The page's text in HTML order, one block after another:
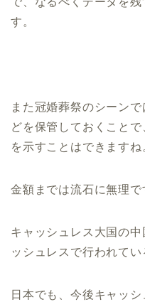
す。
また冠婚葬祭のシーン
どを保管しておくこと
を示すことはできますね
金額までは流石に無理で
キャッシュレス大国の
ッシュレスで行われてい
日本でも、今後キャッ